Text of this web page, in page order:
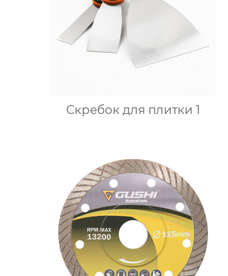
Скребок для плитки 1